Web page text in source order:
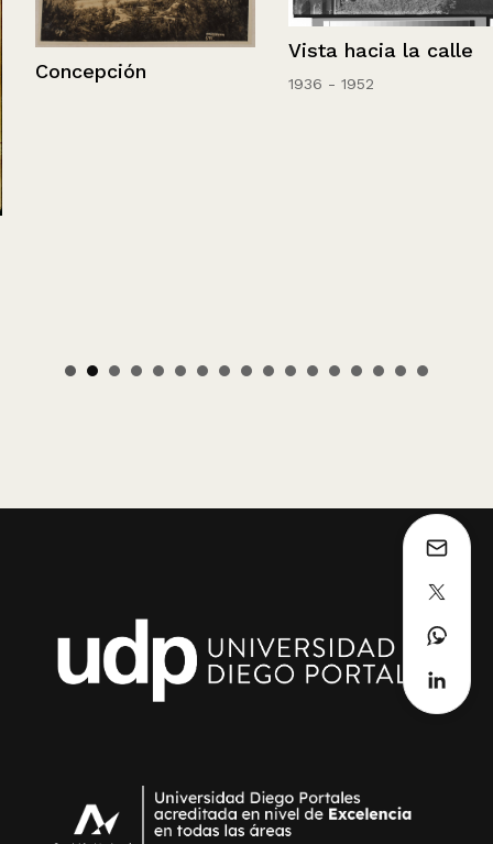
Concepción
Vista hacia la calle
1936 - 1952